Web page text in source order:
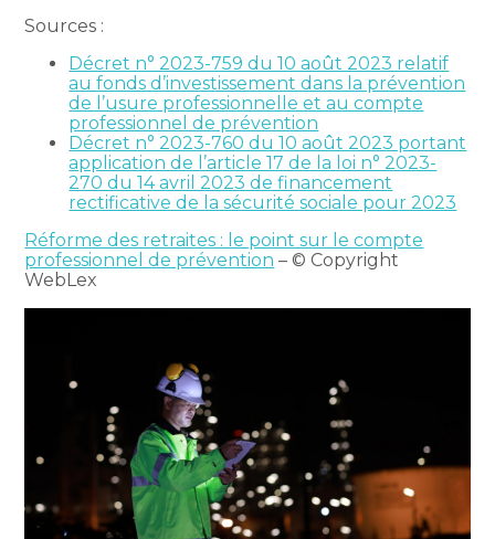
Sources :
Décret n° 2023-759 du 10 août 2023 relatif
au fonds d’investissement dans la prévention
de l’usure professionnelle et au compte
professionnel de prévention
Décret n° 2023-760 du 10 août 2023 portant
application de l’article 17 de la loi n° 2023-
270 du 14 avril 2023 de financement
rectificative de la sécurité sociale pour 2023
Réforme des retraites : le point sur le compte
professionnel de prévention – © Copyright
WebLex